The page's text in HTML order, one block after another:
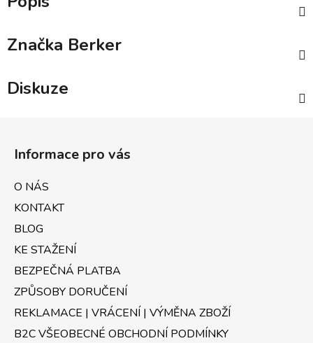
Značka Berker
Diskuze
Informace pro vás
O NÁS
KONTAKT
BLOG
KE STAŽENÍ
BEZPEČNÁ PLATBA
ZPŮSOBY DORUČENÍ
REKLAMACE | VRÁCENÍ | VÝMĚNA ZBOŽÍ
B2C VŠEOBECNÉ OBCHODNÍ PODMÍNKY